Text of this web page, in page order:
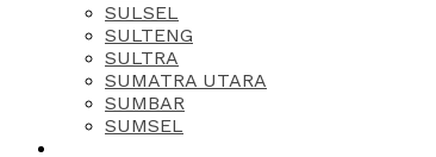
SULSEL
SULTENG
SULTRA
SUMATRA UTARA
SUMBAR
SUMSEL